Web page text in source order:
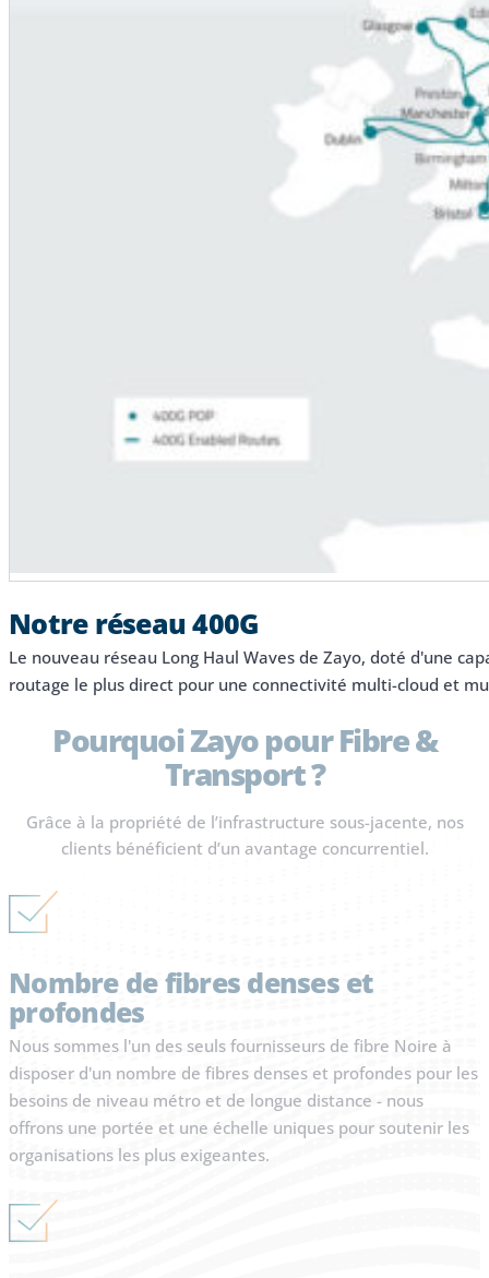
Notre réseau 400G
Le nouveau réseau Long Haul Waves de Zayo, doté d'une
routage le plus direct pour une connectivité multi-cloud et
Pourquoi Zayopour Fibre &
Transport ?
Grâce à la propriété de l’infrastructure sous-jacente, nos
clients bénéficient d’un avantage concurrentiel.
Nombre de fibres denses et
profondes
Nous sommes l'un des seuls fournisseurs de fibre Noire à
disposer d'un nombre de fibres denses et profondes pour les
besoins de niveau métro et de longue distance - nous
offrons une portée et une échelle uniques pour soutenir les
organisations les plus exigeantes.